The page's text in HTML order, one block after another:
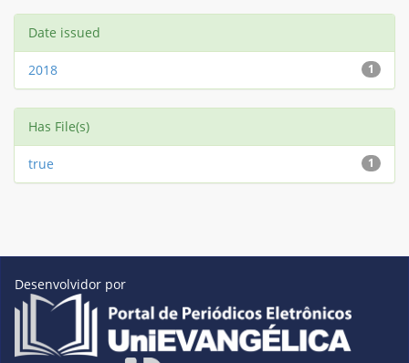
Date issued
1
2018
Has File(s)
1
true
Desenvolvidor por